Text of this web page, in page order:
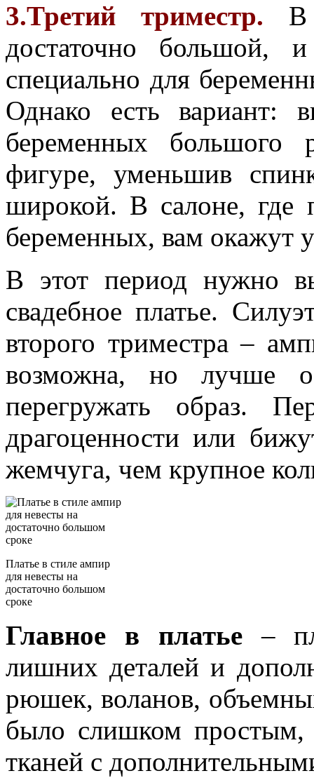
3.Третий триместр. В
достаточно большой,
специально для
Однако есть вариант:
беременных большого
фигуре, уменьшив
широкой. В салоне, где
беременных, вам окажут
В этот период нужно
свадебное платье.
второго триместра –
возможна, но лучше
перегружать образ.
драгоценности или
жемчуга, чем крупное
Платье в стиле ампир
для невесты на
достаточно большом
сроке
Главное в платье–
лишних деталей и
рюшек, воланов,
было слишком простым,
тканей с